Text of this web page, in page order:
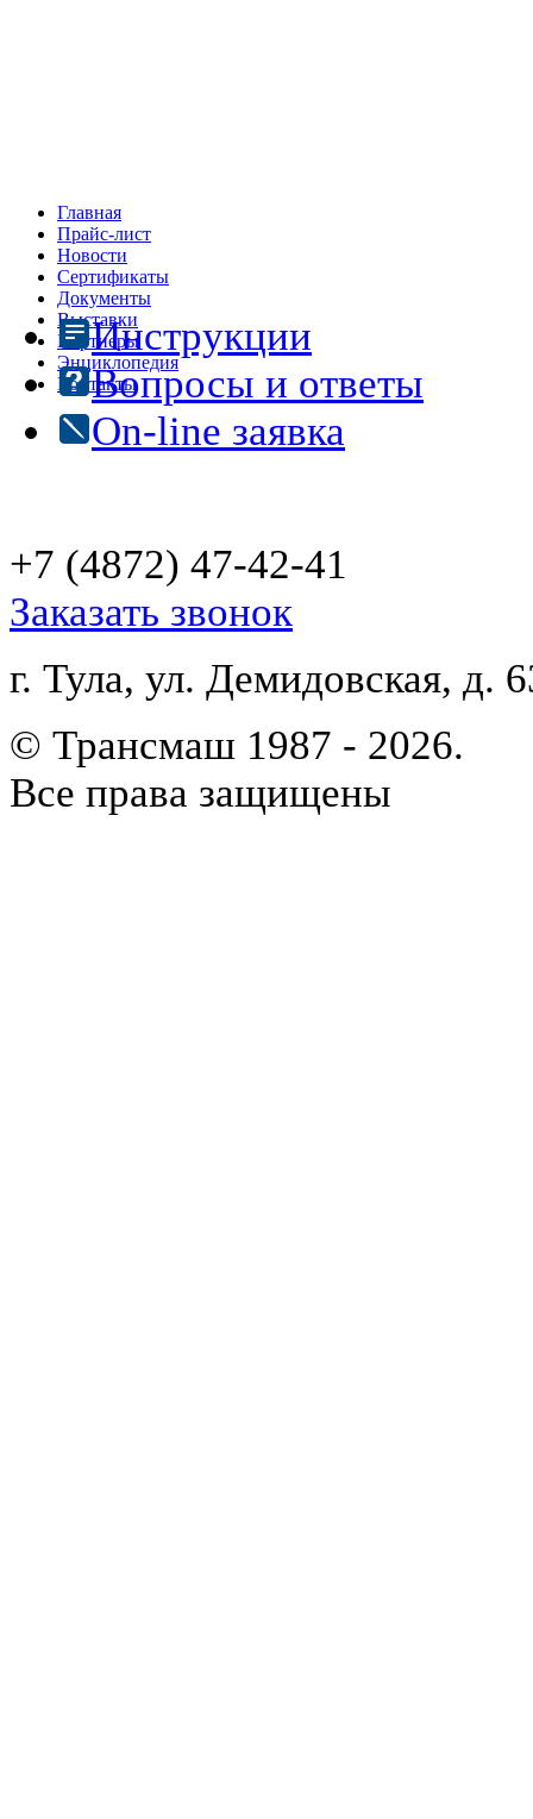
Главная
Прайс-лист
Новости
Сертификаты
Документы
Выставки
Партнеры
Энциклопедия
Контакты
Инструкции
Вопросы и ответы
On-line заявка
+7 (4872) 47-42-41
Заказать звонок
г. Тула, ул. Демидовская, д.
© Трансмаш 1987 - 2026.
Все права защищены